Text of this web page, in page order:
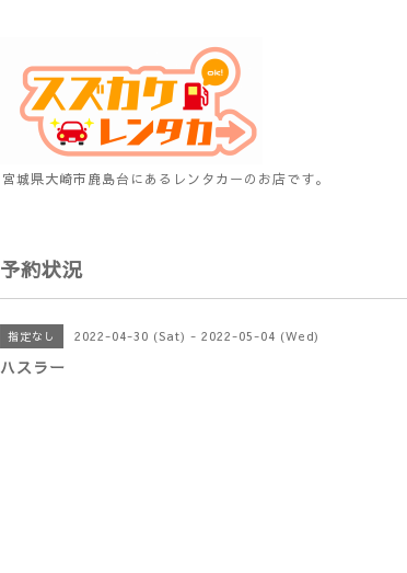
宮城県大崎市鹿島台にあるレンタカーのお店です。
予約状況
指定なし 2022-04-30 (Sat) - 2022-05-04 (Wed)
ハスラー